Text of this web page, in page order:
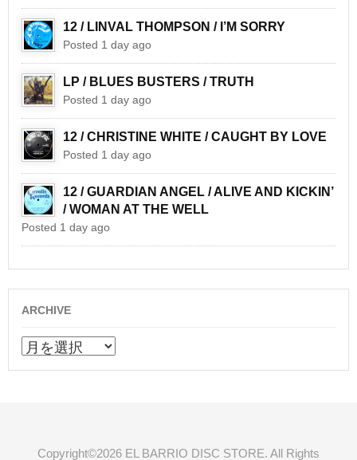
12 / LINVAL THOMPSON / I’M SORRY
Posted 1 day ago
LP / BLUES BUSTERS / TRUTH
Posted 1 day ago
12 / CHRISTINE WHITE / CAUGHT BY LOVE
Posted 1 day ago
12 / GUARDIAN ANGEL / ALIVE AND KICKIN’
/ WOMAN AT THE WELL
Posted 1 day ago
ARCHIVE
ARCHIVE
Copyright©2026 EL BARRIO DISC STORE. All Rights